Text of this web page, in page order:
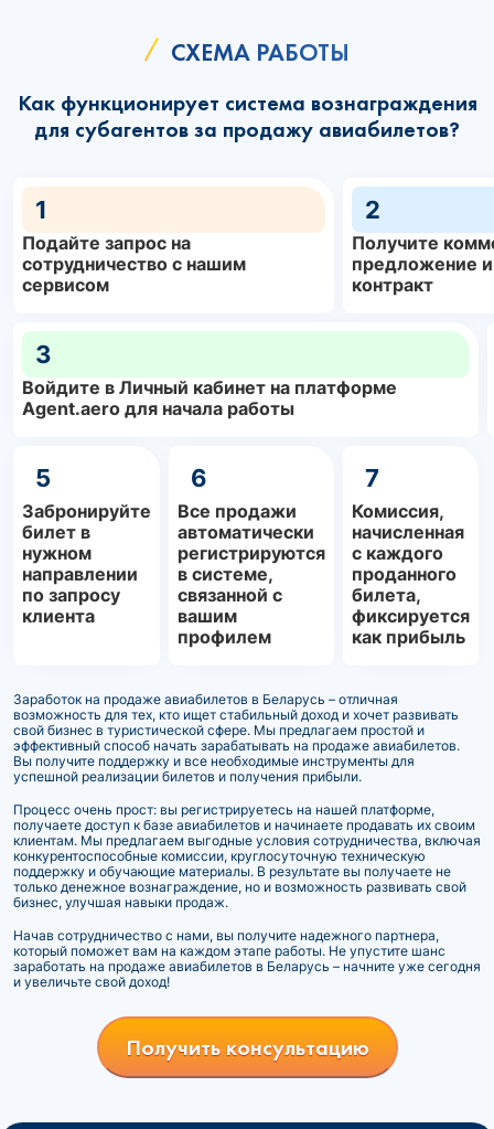
СХЕМА РАБОТЫ
Как функционирует система вознаграждения
для субагентов за продажу авиабилетов?
1
Подайте запрос на
сотрудничество с нашим
сервисом
2
Получите
предложение
контракт
3
Войдите в Личный кабинет на платформе
Agent.aero для начала работы
5
Забронируйте
билет в
нужном
направлении
по запросу
клиента
6
Все продажи
автоматически
регистрируются
в системе,
связанной с
вашим
профилем
7
Комиссия,
начисленная
с каждого
проданного
билета,
фиксируется
как прибыль
Заработок на продаже авиабилетов в Беларусь – отличная
возможность для тех, кто ищет стабильный доход и хочет развивать
свой бизнес в туристической сфере. Мы предлагаем простой и
эффективный способ начать зарабатывать на продаже авиабилетов.
Вы получите поддержку и все необходимые инструменты для
успешной реализации билетов и получения прибыли.
Процесс очень прост: вы регистрируетесь на нашей платформе,
получаете доступ к базе авиабилетов и начинаете продавать их своим
клиентам. Мы предлагаем выгодные условия сотрудничества, включая
конкурентоспособные комиссии, круглосуточную техническую
поддержку и обучающие материалы. В результате вы получаете не
только денежное вознаграждение, но и возможность развивать свой
бизнес, улучшая навыки продаж.
Начав сотрудничество с нами, вы получите надежного партнера,
который поможет вам на каждом этапе работы. Не упустите шанс
заработать на продаже авиабилетов в Беларусь – начните уже сегодня
и увеличьте свой доход!
Получить консультацию